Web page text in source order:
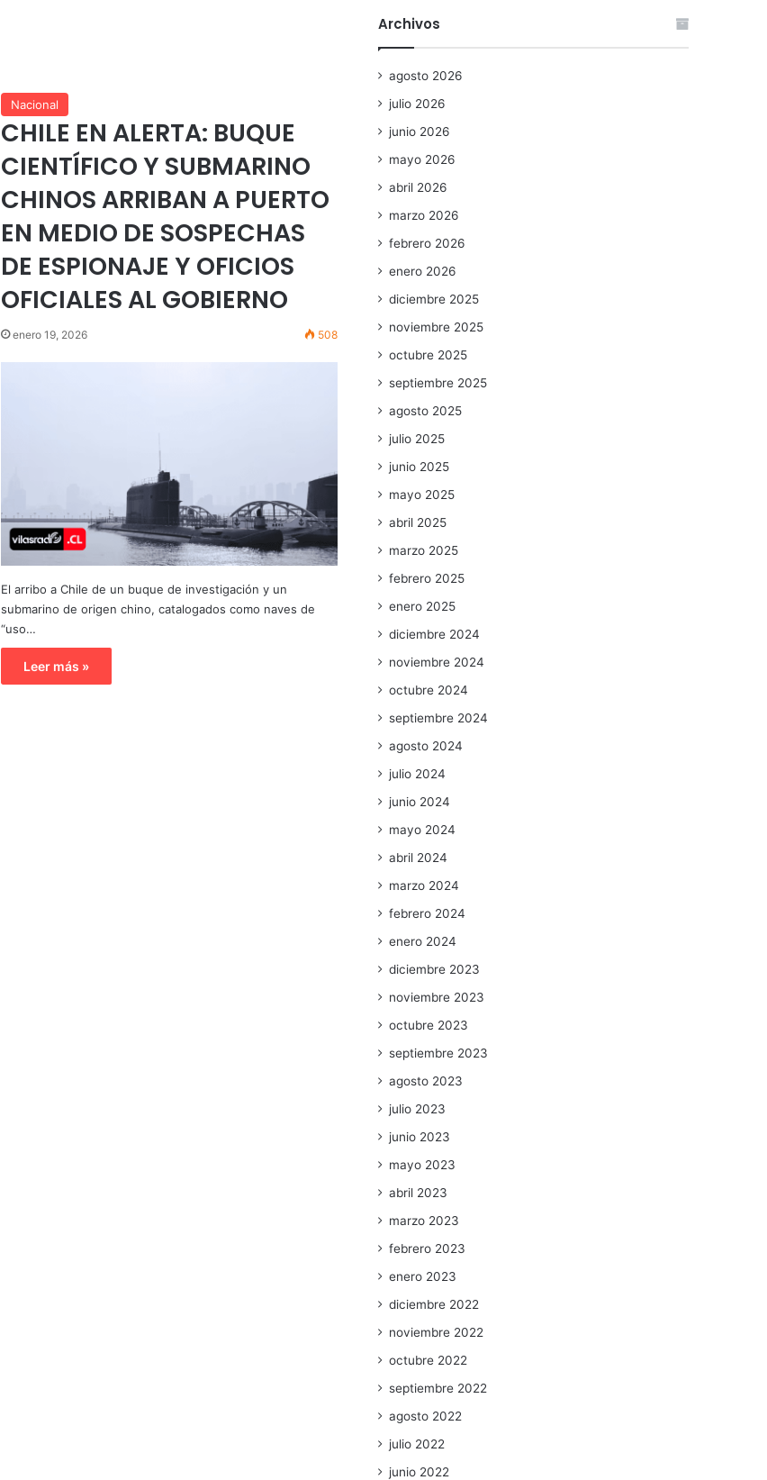
Nacional
CHILE EN ALERTA: BUQUE
CIENTÍFICO Y SUBMARINO
CHINOS ARRIBAN A PUERTO
EN MEDIO DE SOSPECHAS
DE ESPIONAJE Y OFICIOS
OFICIALES AL GOBIERNO
enero 19, 2026 508
El arribo a Chile de un buque de investigación y un
submarino de origen chino, catalogados como naves de
“uso…
Leer más »
Archivos
agosto 2026
julio 2026
junio 2026
mayo 2026
abril 2026
marzo 2026
febrero 2026
enero 2026
diciembre 2025
noviembre 2025
octubre 2025
septiembre 2025
agosto 2025
julio 2025
junio 2025
mayo 2025
abril 2025
marzo 2025
febrero 2025
enero 2025
diciembre 2024
noviembre 2024
octubre 2024
septiembre 2024
agosto 2024
julio 2024
junio 2024
mayo 2024
abril 2024
marzo 2024
febrero 2024
enero 2024
diciembre 2023
noviembre 2023
octubre 2023
septiembre 2023
agosto 2023
julio 2023
junio 2023
mayo 2023
abril 2023
marzo 2023
febrero 2023
enero 2023
diciembre 2022
noviembre 2022
octubre 2022
septiembre 2022
agosto 2022
julio 2022
junio 2022